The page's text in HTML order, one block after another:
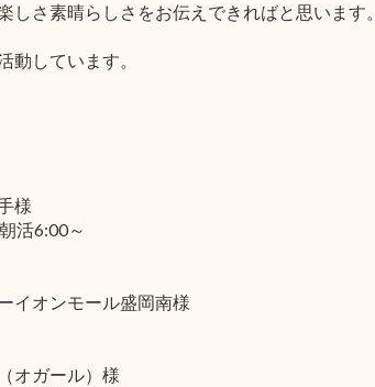
しさ素晴らしさをお伝えできればと思います。
動しています。
様
活6:00～
イオンモール盛岡南様
オガール）様